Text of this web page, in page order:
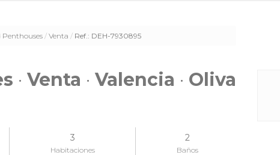
Penthouses Venta Ref.: DEH-7930895
· Venta · Valencia · Oliva
3
Habitaciones
2
Baños